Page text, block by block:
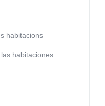
habitacions
habitaciones